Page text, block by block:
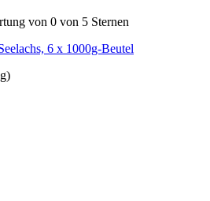
von 0 von 5 Sternen
6 x 1000g-Beutel